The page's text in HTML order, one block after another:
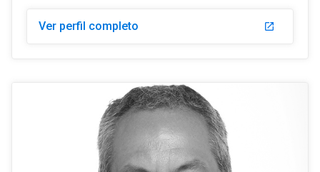
Ver perfil completo